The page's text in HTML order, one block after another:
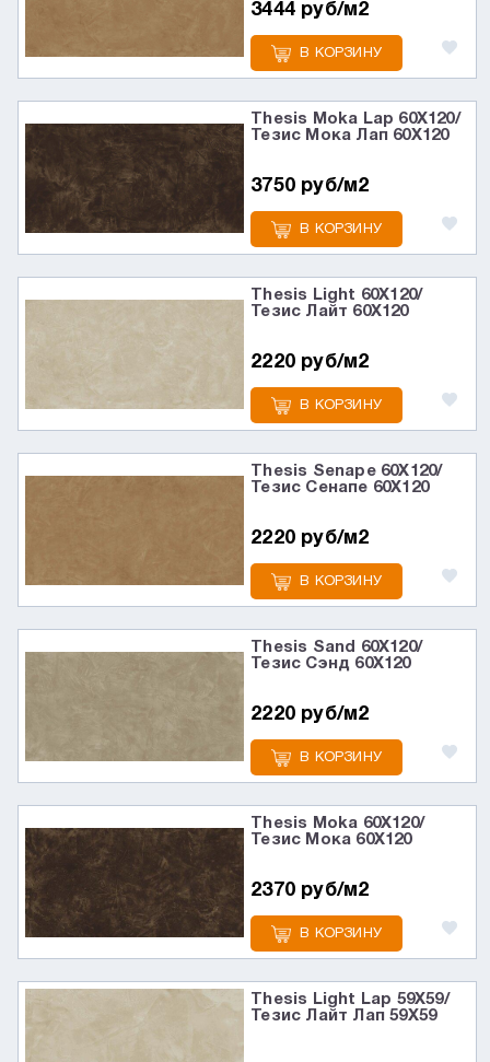
3444 руб/м2
В КОРЗИНУ
Thesis Moka Lap 60X120/
Тезис Мока Лап 60X120
3750 руб/м2
В КОРЗИНУ
Thesis Light 60X120/
Тезис Лайт 60X120
2220 руб/м2
В КОРЗИНУ
Thesis Senape 60X120/
Тезис Сенапе 60X120
2220 руб/м2
В КОРЗИНУ
Thesis Sand 60X120/
Тезис Сэнд 60X120
2220 руб/м2
В КОРЗИНУ
Thesis Moka 60X120/
Тезис Мока 60X120
2370 руб/м2
В КОРЗИНУ
Thesis Light Lap 59X59/
Тезис Лайт Лап 59X59